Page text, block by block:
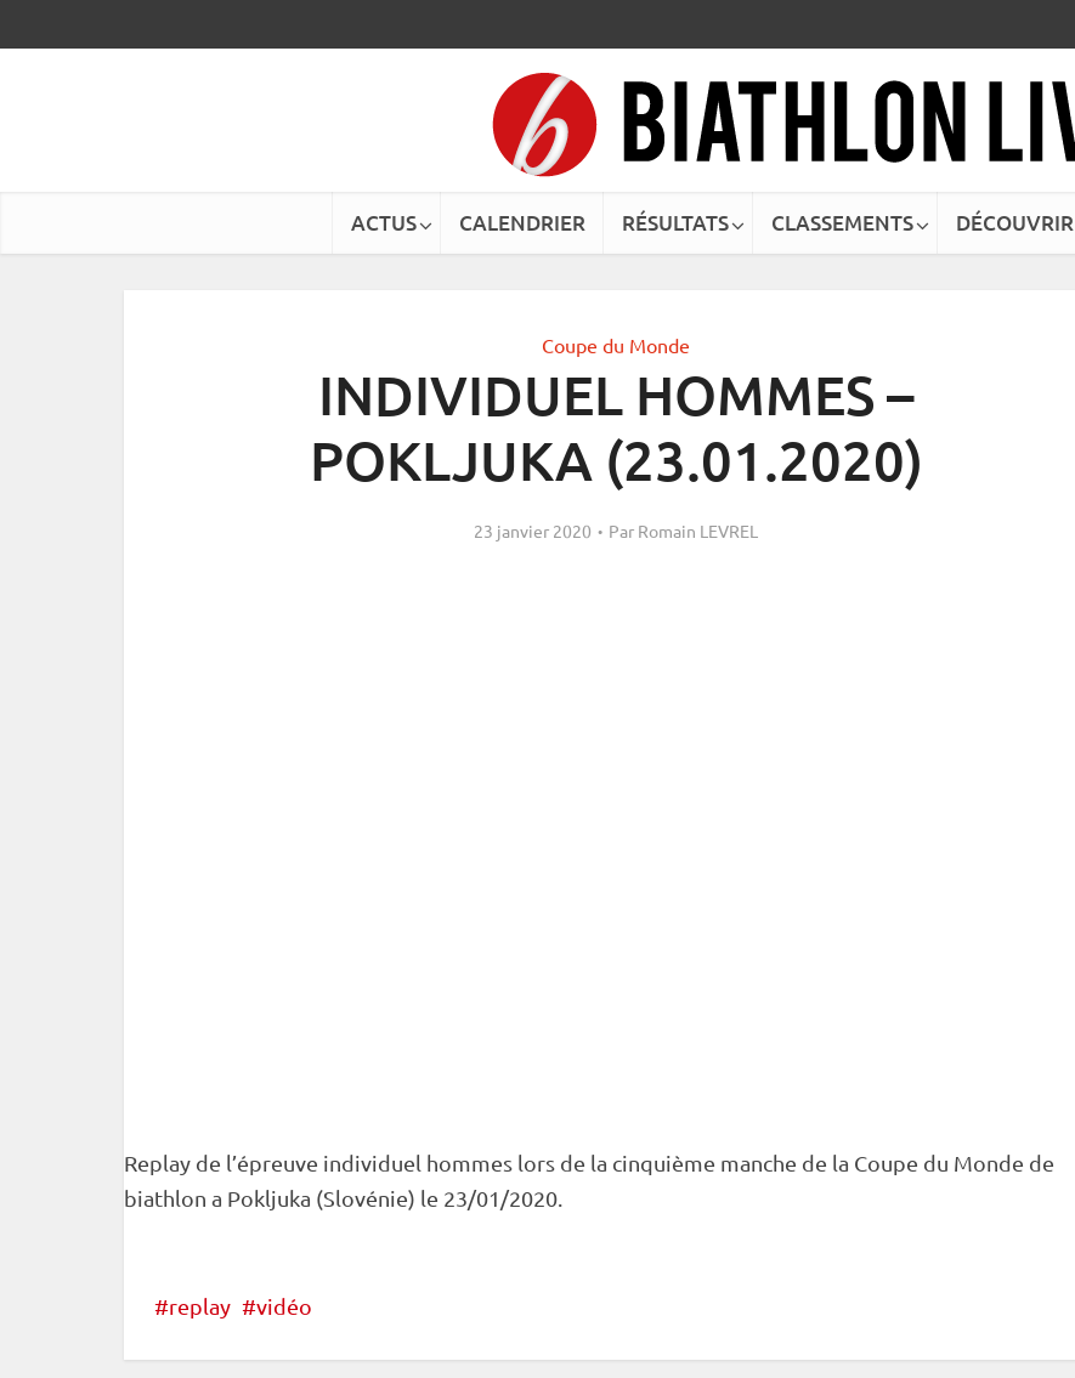
ACTUS CALENDRIER RÉSULTATS CLASSEMENTS DÉCOUVRIR
Coupe du Monde
INDIVIDUEL HOMMES –
POKLJUKA (23.01.2020)
23 janvier 2020 Par Romain LEVREL
Replay de l’épreuve individuel hommes lors de la cinquième manche de la Coupe du Monde de
biathlon a Pokljuka (Slovénie) le 23/01/2020.
replay vidéo